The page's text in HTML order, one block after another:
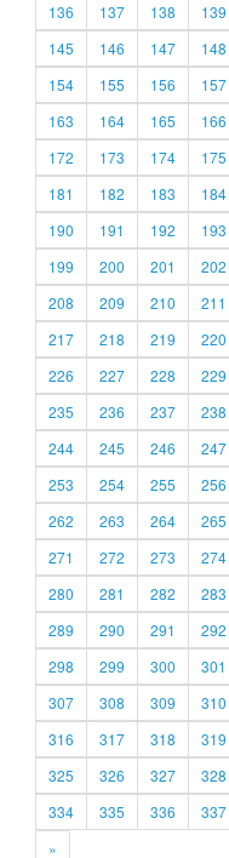
136
137 138 139
145
146 147 148
154
155 156 157
163
164 165 166
172
173 174 175
181
182 183 184
190
191 192 193
199
200 201 202
208
209 210 211
217
218 219 220
226
227 228 229
235
236 237 238
244
245 246 247
253
254 255 256
262
263 264 265
271
272 273 274
280
281 282 283
289
290 291 292
298
299 300 301
307
308 309 310
316
317 318 319
325
326 327 328
334
335 336 337
»